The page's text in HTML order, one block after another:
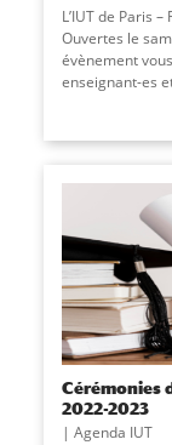
L’IUT de Paris
Ouvertes le
évènement
enseignant-es
Cérémonies
2022-2023
Agenda IUT